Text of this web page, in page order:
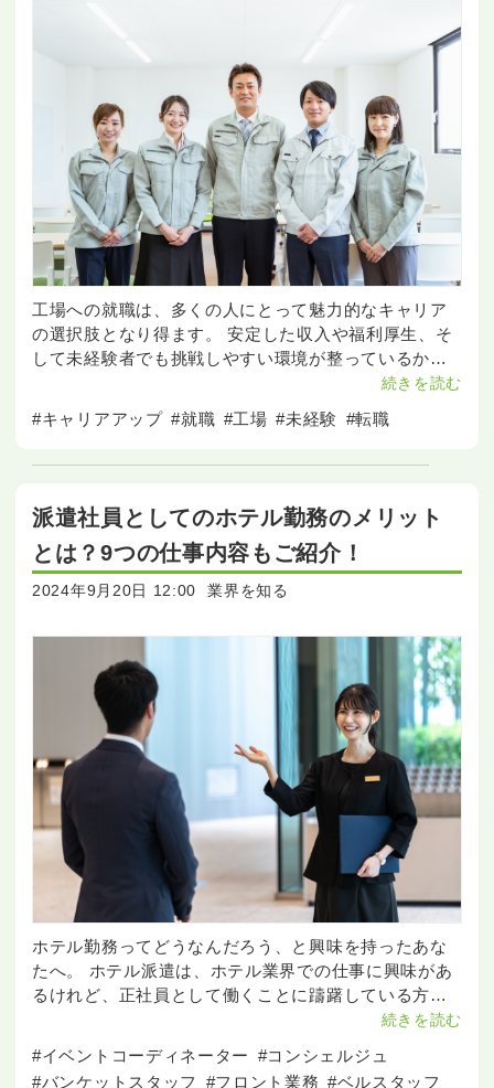
工場への就職は、多くの人にとって魅力的なキャリア
の選択肢となり得ます。 安定した収入や福利厚生、そ
して未経験者でも挑戦しやすい環境が整っているから
や、詳しい業種についてをご紹介していきます！
#キャリアアップ #就職 #工場 #未経験 #転職
続きを読む
派遣社員としてのホテル勤務のメリット
とは？9つの仕事内容もご紹介！
2024年9月20日 12:00 業界を知る
ホテル勤務ってどうなんだろう、と興味を持ったあな
たへ。 ホテル派遣は、ホテル業界での仕事に興味があ
るけれど、正社員として働くことに躊躇している方
や、柔軟な働き方を希望する方にとって魅力的な選択
#イベントコーディネーター #コンシェルジュ
#バンケットスタッフ
#フロント業務 #ベルスタッフ
続きを読む